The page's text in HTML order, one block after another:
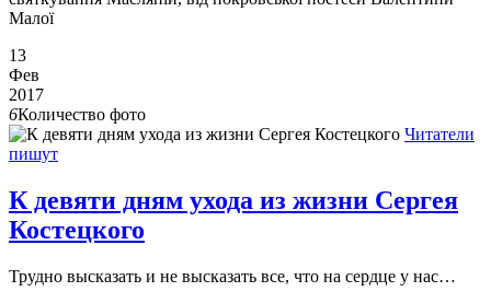
Малої
13
Фев
2017
6Количество фото
Читатели
пишут
К девяти дням ухода из жизни Сергея
Костецкого
Трудно высказать и не высказать все, что на сердце у нас…